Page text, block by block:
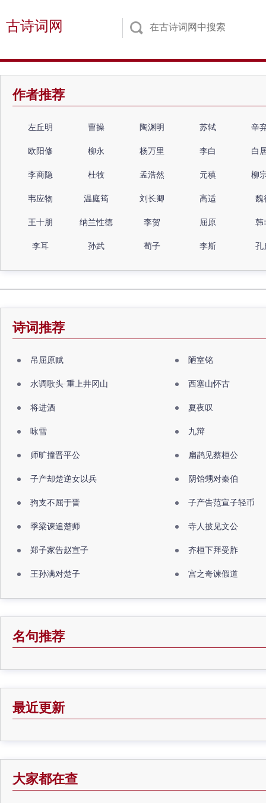
古诗词网
作者推荐
左丘明 曹操 陶渊明 苏轼 辛
欧阳修 柳永 杨万里 李白 白
李商隐 杜牧 孟浩然 元稹 柳
韦应物 温庭筠 刘长卿 高适 魏
王十朋 纳兰性德 李贺 屈原 韩
李耳 孙武 荀子 李斯 孔
诗词推荐
吊屈原赋 陋室铭
水调歌头·重上井冈山 西塞山怀古
将进酒 夏夜叹
咏雪 九辩
师旷撞晋平公 扁鹊见蔡桓公
子产却楚逆女以兵 阴饴甥对秦伯
驹支不屈于晋 子产告范宣子轻币
季梁谏追楚师 寺人披见文公
郑子家告赵宣子 齐桓下拜受胙
王孙满对楚子 宫之奇谏假道
名句推荐
最近更新
大家都在查